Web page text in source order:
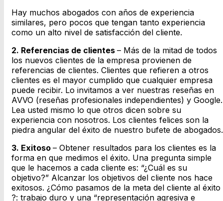
Hay muchos abogados con años de experiencia
similares, pero pocos que tengan tanto experiencia
como un alto nivel de satisfacción del cliente.
2. Referencias de clientes – Más de la mitad de todos
los nuevos clientes de la empresa provienen de
referencias de clientes. Clientes que refieren a otros
clientes es el mayor cumplido que cualquier empresa
puede recibir. Lo invitamos a ver nuestras reseñas en
AVVO (reseñas profesionales independientes) y Google.
Lea usted mismo lo que otros dicen sobre su
experiencia con nosotros. Los clientes felices son la
piedra angular del éxito de nuestro bufete de abogados.
3. Exitoso – Obtener resultados para los clientes es la
forma en que medimos el éxito. Una pregunta simple
que le hacemos a cada cliente es: “¿Cuál es su
objetivo?” Alcanzar los objetivos del cliente nos hace
exitosos. ¿Cómo pasamos de la meta del cliente al éxito
?: trabajo duro y una “representación agresiva e